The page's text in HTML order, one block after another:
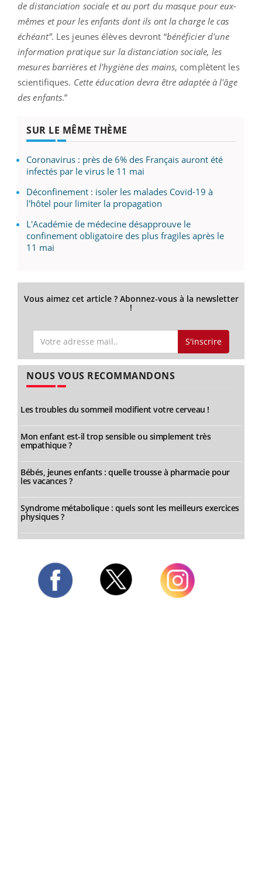
de distanciation sociale et au port du masque pour eux-
mêmes et pour les enfants dont ils ont la charge le cas
échéant”. Les jeunes élèves devront “bénéficier d'une
information pratique sur la distanciation sociale, les
mesures barrières et l'hygiène des mains, complètent les
scientifiques. Cette éducation devra être adaptée à l'âge
des enfants.”
SUR LE MÊME THÈME
Coronavirus : près de 6% des Français auront été
infectés par le virus le 11 mai
Déconfinement : isoler les malades Covid-19 à
l'hôtel pour limiter la propagation
L'Académie de médecine désapprouve le
confinement obligatoire des plus fragiles après le
11 mai
Vous aimez cet article ? Abonnez-vous à la newsletter
!
S'inscrire
NOUS VOUS RECOMMANDONS
Les troubles du sommeil modifient votre cerveau !
Mon enfant est-il trop sensible ou simplement très
empathique ?
Bébés, jeunes enfants : quelle trousse à pharmacie pour
les vacances ?
Syndrome métabolique : quels sont les meilleurs exercices
physiques ?